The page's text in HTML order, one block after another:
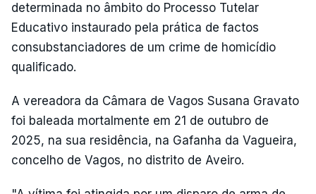
determinada no âmbito do Processo Tutelar
Educativo instaurado pela prática de factos
consubstanciadores de um crime de homicídio
qualificado.
A vereadora da Câmara de Vagos Susana Gravato
foi baleada mortalmente em 21 de outubro de
2025, na sua residência, na Gafanha da Vagueira,
concelho de Vagos, no distrito de Aveiro.